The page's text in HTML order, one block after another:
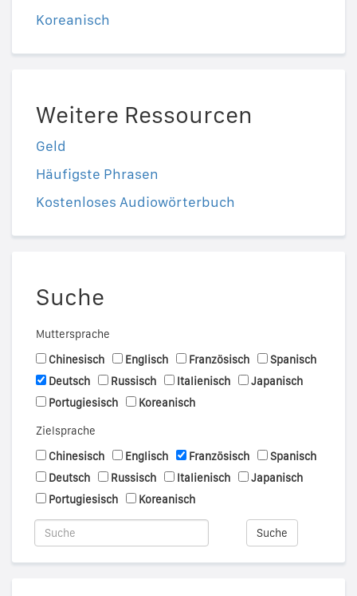
Koreanisch
Weitere Ressourcen
Geld
Häufigste Phrasen
Kostenloses Audiowörterbuch
Suche
Muttersprache
Chinesisch
Englisch Französisch
Spanisch
Deutsch
Russisch Italienisch
Japanisch
Portugiesisch
Koreanisch
Zielsprache
Chinesisch
Englisch Französisch
Spanisch
Deutsch
Russisch Italienisch
Japanisch
Portugiesisch
Koreanisch
Suche